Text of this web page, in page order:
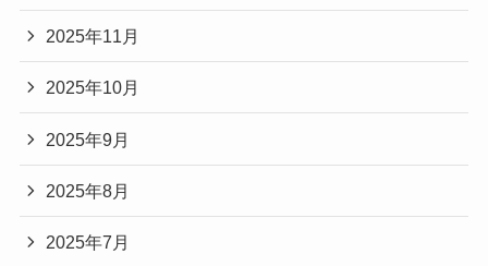
2025年11月
2025年10月
2025年9月
2025年8月
2025年7月